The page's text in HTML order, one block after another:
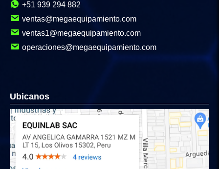
+51 939 294 882
ventas@megaequipamiento.com
ventas1@megaequipamiento.com
operaciones@megaequipamiento.com
Ubicanos